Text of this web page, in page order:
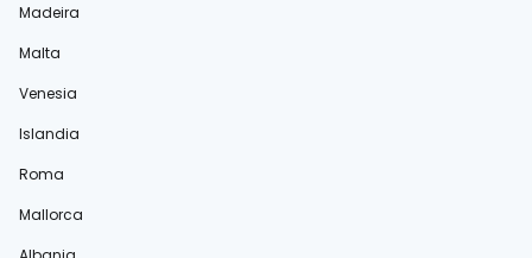
Madeira
Malta
Venesia
Islandia
Roma
Mallorca